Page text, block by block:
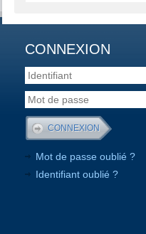
CONNEXION
Mot de passe oublié ?
Identifiant oublié ?